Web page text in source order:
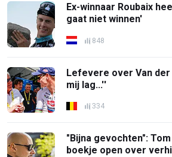
Ex-winnaar Roubaix
gaat niet winnen'
848
Lefevere over Van
mij lag...''
334
"Bijna gevochten":
boekje open over